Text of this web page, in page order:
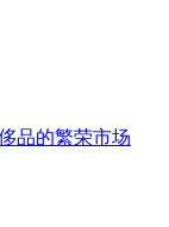
品的繁荣市场